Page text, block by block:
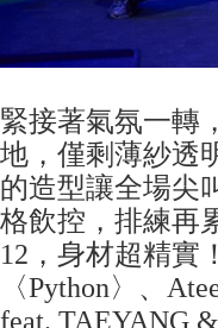
緊接著氣氛一轉
地，僅剩薄紗透
的造型讓全場尖
格飲控，排練再
12，身材超精實
〈Python〉、
feat. TAEYANG